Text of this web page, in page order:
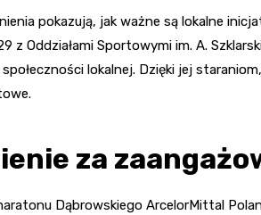
pokazują, jak ważne są lokalne
z Oddziałami Sportowymi im. A.
lokalnej. Dzięki jej
za
Dąbrowskiego ArcelorMittal